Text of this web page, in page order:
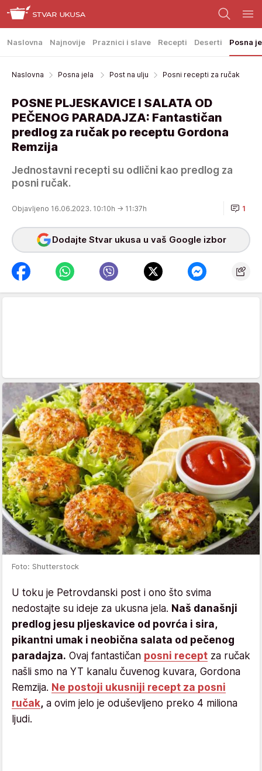
Naslovna Najnovije Praznici i slave Recepti Deserti Posna
Naslovna Posna jela Post na ulju Posni recepti za ručak
POSNE PLJESKAVICE I SALATA OD
PEČENOG PARADAJZA: Fantastičan
predlog za ručak po receptu Gordona
Remzija
Jednostavni recepti su odlični kao predlog za
posni ručak.
Objavljeno 16.06.2023. 10:10h → 11:37h 1
Dodajte Stvar ukusa u vaš Google izbor
Foto: Shutterstock
U toku je Petrovdanski post i ono što svima
nedostajte su ideje za ukusna jela. Naš današnji
predlog jesu pljeskavice od povrća i sira,
pikantni umak i neobična salata od pečenog
paradajza. Ovaj fantastičan posni recept za ručak
našli smo na YT kanalu čuvenog kuvara, Gordona
Remzija. Ne postoji ukusniji recept za posni
ručak, a ovim jelo je oduševljeno preko 4 miliona
ljudi.